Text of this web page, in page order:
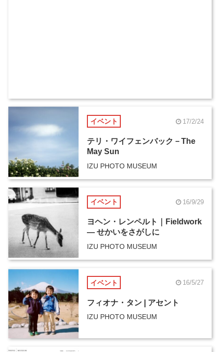
イベント 17/2/24
テリ・ワイフェンバック－The
May Sun
IZU PHOTO MUSEUM
イベント 16/9/29
ヨヘン・レンペルト｜Fieldwork
― せかいをさがしに
IZU PHOTO MUSEUM
イベント 16/5/27
フィオナ・タン | アセント
IZU PHOTO MUSEUM